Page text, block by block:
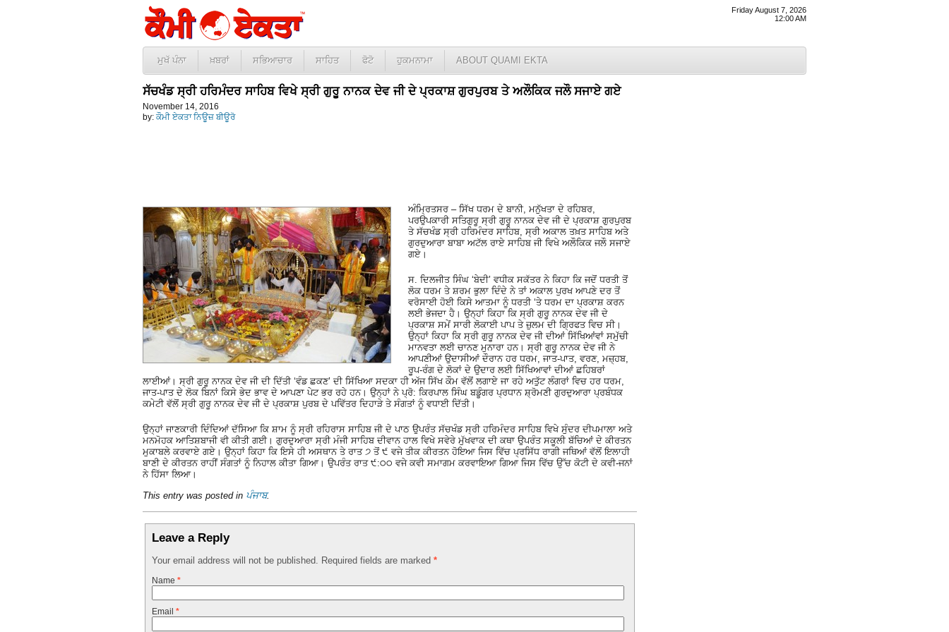
Friday August 7, 2026
12:00 AM
ਮੁਖੱ ਪੰਨਾ ਖ਼ਬਰਾਂ ਸਭਿਆਚਾਰ ਸਾਹਿਤ ਫੋਟੋ ਹੁਕਮਨਾਮਾ ABOUT QUAMI EKTA
ਸੱਚਖੰਡ ਸ੍ਰੀ ਹਰਿਮੰਦਰ ਸਾਹਿਬ ਵਿਖੇ ਸ੍ਰੀ ਗੁਰੂ ਨਾਨਕ ਦੇਵ ਜੀ ਦੇ ਪ੍ਰਕਾਸ਼ ਗੁਰਪੁਰਬ ਤੇ ਅਲੌਕਿਕ ਜਲੌ ਸਜਾਏ ਗਏ
November 14, 2016
by: ਕੌਮੀ ਏਕਤਾ ਨਿਊਜ਼ ਬੀਊਰੋ
ਅੰਮ੍ਰਿਤਸਰ – ਸਿੱਖ ਧਰਮ ਦੇ ਬਾਨੀ, ਮਨੁੱਖਤਾ ਦੇ ਰਹਿਬਰ,
ਪਰਉਪਕਾਰੀ ਸਤਿਗੁਰੂ ਸ੍ਰੀ ਗੁਰੂ ਨਾਨਕ ਦੇਵ ਜੀ ਦੇ ਪ੍ਰਕਾਸ਼ ਗੁਰਪੁਰਬ
ਤੇ ਸੱਚਖੰਡ ਸ੍ਰੀ ਹਰਿਮੰਦਰ ਸਾਹਿਬ, ਸ੍ਰੀ ਅਕਾਲ ਤਖ਼ਤ ਸਾਹਿਬ ਅਤੇ
ਗੁਰਦੁਆਰਾ ਬਾਬਾ ਅਟੱਲ ਰਾਏ ਸਾਹਿਬ ਜੀ ਵਿਖੇ ਅਲੌਕਿਕ ਜਲੌ ਸਜਾਏ
ਗਏ।
ਸ. ਦਿਲਜੀਤ ਸਿੰਘ ‘ਬੇਦੀ’ ਵਧੀਕ ਸਕੱਤਰ ਨੇ ਕਿਹਾ ਕਿ ਜਦੋਂ ਧਰਤੀ ਤੋਂ
ਲੋਕ ਧਰਮ ਤੇ ਸ਼ਰਮ ਭੁਲਾ ਦਿੰਦੇ ਨੇ ਤਾਂ ਅਕਾਲ ਪੁਰਖ ਆਪਣੇ ਦਰ ਤੋਂ
ਵਰੋਸਾਈ ਹੋਈ ਕਿਸੇ ਆਤਮਾ ਨੂੰ ਧਰਤੀ ‘ਤੇ ਧਰਮ ਦਾ ਪ੍ਰਕਾਸ਼ ਕਰਨ
ਲਈ ਭੇਜਦਾ ਹੈ। ਉਨ੍ਹਾਂ ਕਿਹਾ ਕਿ ਸ੍ਰੀ ਗੁਰੂ ਨਾਨਕ ਦੇਵ ਜੀ ਦੇ
ਪ੍ਰਕਾਸ਼ ਸਮੇਂ ਸਾਰੀ ਲੋਕਾਈ ਪਾਪ ਤੇ ਜ਼ੁਲਮ ਦੀ ਗ੍ਰਿਫਤ ਵਿਚ ਸੀ।
ਉਨ੍ਹਾਂ ਕਿਹਾ ਕਿ ਸ੍ਰੀ ਗੁਰੂ ਨਾਨਕ ਦੇਵ ਜੀ ਦੀਆਂ ਸਿੱਖਿਆਂਵਾਂ ਸਮੁੱਚੀ
ਮਾਨਵਤਾ ਲਈ ਚਾਨਣ ਮੁਨਾਰਾ ਹਨ। ਸ੍ਰੀ ਗੁਰੂ ਨਾਨਕ ਦੇਵ ਜੀ ਨੇ
ਆਪਣੀਆਂ ਉਦਾਸੀਆਂ ਦੌਰਾਨ ਹਰ ਧਰਮ, ਜਾਤ-ਪਾਤ, ਵਰਣ, ਮਜ਼੍ਹਬ,
ਰੂਪ-ਰੰਗ ਦੇ ਲੋਕਾਂ ਦੇ ਉਦਾਰ ਲਈ ਸਿੱਖਿਆਵਾਂ ਦੀਆਂ ਛਹਿਬਰਾਂ
ਲਾਈਆਂ। ਸ੍ਰੀ ਗੁਰੂ ਨਾਨਕ ਦੇਵ ਜੀ ਦੀ ਦਿੱਤੀ ‘ਵੰਡ ਛਕਣ’ ਦੀ ਸਿੱਖਿਆ ਸਦਕਾ ਹੀ ਅੱਜ ਸਿੱਖ ਕੌਮ ਵੱਲੋਂ ਲਗਾਏ ਜਾ ਰਹੇ ਅਤੁੱਟ ਲੰਗਰਾਂ ਵਿਚ ਹਰ ਧਰਮ,
ਜਾਤ-ਪਾਤ ਦੇ ਲੋਕ ਬਿਨਾਂ ਕਿਸੇ ਭੇਦ ਭਾਵ ਦੇ ਆਪਣਾ ਪੇਟ ਭਰ ਰਹੇ ਹਨ। ਉਨ੍ਹਾਂ ਨੇ ਪ੍ਰੋ: ਕਿਰਪਾਲ ਸਿੰਘ ਬਡੂੰਗਰ ਪ੍ਰਧਾਨ ਸ਼੍ਰੋਮਣੀ ਗੁਰਦੁਆਰਾ ਪ੍ਰਬੰਧਕ
ਕਮੇਟੀ ਵੱਲੋਂ ਸ੍ਰੀ ਗੁਰੂ ਨਾਨਕ ਦੇਵ ਜੀ ਦੇ ਪ੍ਰਕਾਸ਼ ਪੁਰਬ ਦੇ ਪਵਿੱਤਰ ਦਿਹਾੜੇ ਤੇ ਸੰਗਤਾਂ ਨੂੰ ਵਧਾਈ ਦਿੱਤੀ।
ਉਨ੍ਹਾਂ ਜਾਣਕਾਰੀ ਦਿੰਦਿਆਂ ਦੱਸਿਆ ਕਿ ਸ਼ਾਮ ਨੂੰ ਸ੍ਰੀ ਰਹਿਰਾਸ ਸਾਹਿਬ ਜੀ ਦੇ ਪਾਠ ਉਪਰੰਤ ਸੱਚਖੰਡ ਸ੍ਰੀ ਹਰਿਮੰਦਰ ਸਾਹਿਬ ਵਿਖੇ ਸੁੰਦਰ ਦੀਪਮਾਲਾ ਅਤੇ
ਮਨਮੋਹਕ ਆਤਿਸ਼ਬਾਜੀ ਵੀ ਕੀਤੀ ਗਈ। ਗੁਰਦੁਆਰਾ ਸ੍ਰੀ ਮੰਜੀ ਸਾਹਿਬ ਦੀਵਾਨ ਹਾਲ ਵਿਖੇ ਸਵੇਰੇ ਮੁੱਖਵਾਕ ਦੀ ਕਥਾ ਉਪਰੰਤ ਸਕੂਲੀ ਬੱਚਿਆਂ ਦੇ ਕੀਰਤਨ
ਮੁਕਾਬਲੇ ਕਰਵਾਏ ਗਏ। ਉਨ੍ਹਾਂ ਕਿਹਾ ਕਿ ਇਸੇ ਹੀ ਅਸਥਾਨ ਤੇ ਰਾਤ ੭ ਤੋਂ ੯ ਵਜੇ ਤੀਕ ਕੀਰਤਨ ਹੋਇਆ ਜਿਸ ਵਿੱਚ ਪ੍ਰਸਿੱਧ ਰਾਗੀ ਜਥਿਆਂ ਵੱਲੋਂ ਇਲਾਹੀ
ਬਾਣੀ ਦੇ ਕੀਰਤਨ ਰਾਹੀਂ ਸੰਗਤਾਂ ਨੂੰ ਨਿਹਾਲ ਕੀਤਾ ਗਿਆ। ਉਪਰੰਤ ਰਾਤ ੯:੦੦ ਵਜੇ ਕਵੀ ਸਮਾਗਮ ਕਰਵਾਇਆ ਗਿਆ ਜਿਸ ਵਿੱਚ ਉੱਚ ਕੋਟੀ ਦੇ ਕਵੀ-ਜਨਾਂ
ਨੇ ਹਿੱਸਾ ਲਿਆ।
This entry was posted in ਪੰਜਾਬ.
Leave a Reply
Your email address will not be published. Required fields are marked *
Name *
Email *